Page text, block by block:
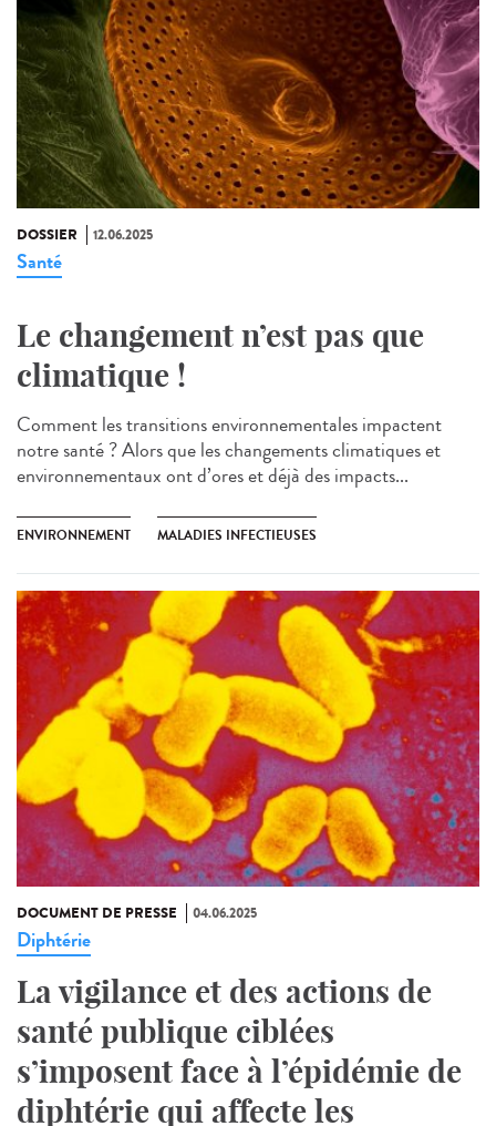
DOSSIER 12.06.2025
Santé
Le changement n’est pas que
climatique !
Comment les transitions environnementales impactent
notre santé ? Alors que les changements climatiques et
environnementaux ont d’ores et déjà des impacts...
ENVIRONNEMENT MALADIES INFECTIEUSES
DOCUMENT DE PRESSE 04.06.2025
Diphtérie
La vigilance et des actions de
santé publique ciblées
s’imposent face à l’épidémie de
diphtérie qui affecte les